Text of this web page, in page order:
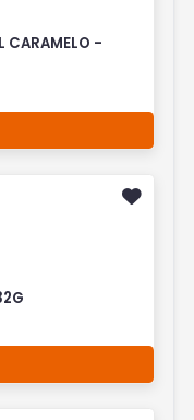
CARAMELO -